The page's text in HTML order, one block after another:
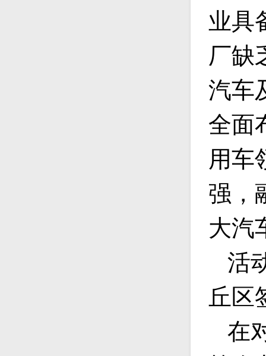
业具
厂缺
汽车
全面
用车
强，
大汽
活
丘区
在